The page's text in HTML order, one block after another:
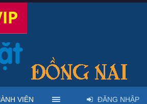
VIÊN ĐĂNG NHẬP